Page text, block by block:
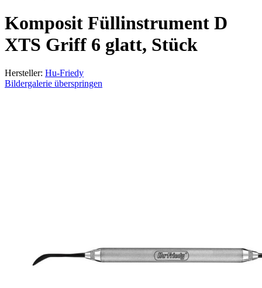
Komposit Füllinstrument D
XTS Griff 6 glatt, Stück
Hersteller: Hu-Friedy
Bildergalerie überspringen